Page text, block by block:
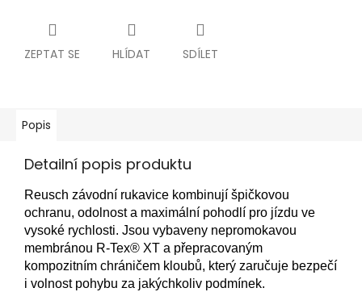
ZEPTAT SE HLÍDAT SDÍLET
Popis
Detailní popis produktu
Reusch závodní rukavice kombinují špičkovou
ochranu, odolnost a maximální pohodlí pro jízdu ve
vysoké rychlosti. Jsou vybaveny nepromokavou
membránou R-Tex® XT a přepracovaným
kompozitním chráničem kloubů, který zaručuje bezpečí
i volnost pohybu za jakýchkoliv podmínek.